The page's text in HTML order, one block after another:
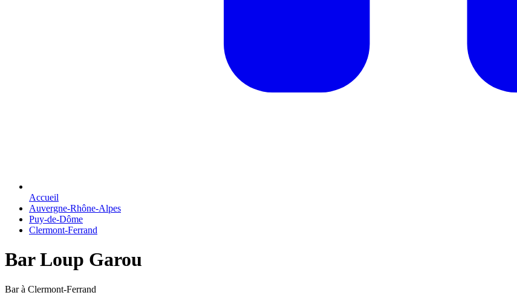
Accueil
Auvergne-Rhône-Alpes
Puy-de-Dôme
Clermont-Ferrand
Bar Loup Garou
Bar à Clermont-Ferrand